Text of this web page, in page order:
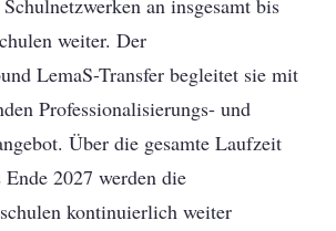
an insgesamt bis
weiter. Der
LemaS-Transfer begleitet sie mit
Professionalisierungs- und
Über die gesamte Laufzeit
2027 werden die
kontinuierlich weiter